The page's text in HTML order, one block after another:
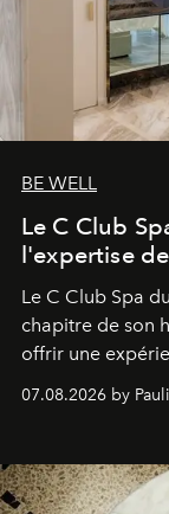
BE WELL
Le C Club
l'expertise
Le C Club Spa
chapitre de son
offrir une
expertise se
07.08.2026 by